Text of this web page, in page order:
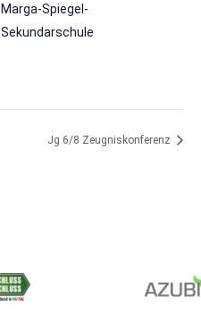
Marga-Spiegel-
Sekundarschule
Jg 6/8 Zeugniskonferenz